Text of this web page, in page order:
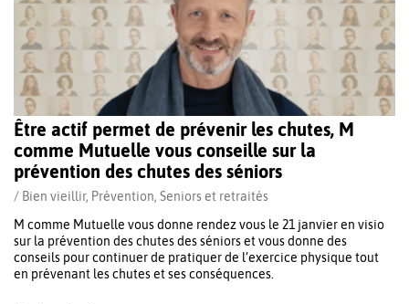
Être actif permet de prévenir les chutes, M
comme Mutuelle vous conseille sur la
prévention des chutes des séniors
/ Bien vieillir, Prévention, Seniors et retraités
M comme Mutuelle vous donne rendez vous le 21 janvier en visio
sur la prévention des chutes des séniors et vous donne des
conseils pour continuer de pratiquer de l’exercice physique tout
en prévenant les chutes et ses conséquences.